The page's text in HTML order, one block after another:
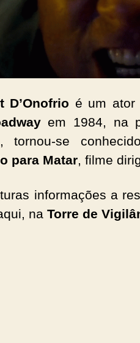
D’Onofrio é um ator
em 1984, na
tornou-se
para Matar, filme
informações a
na Torre de